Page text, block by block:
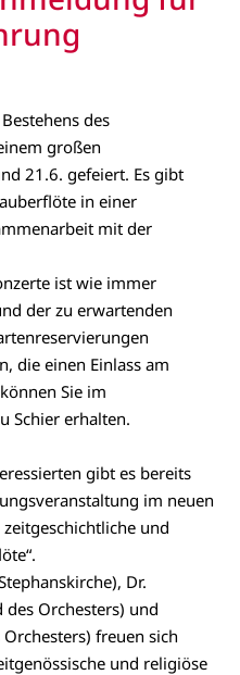
des
großen
21.6. gefeiert. Es gibt
in einer
mit der
ist wie immer
der zu erwartenden
die einen Einlass am
Sie im
Schier erhalten.
gibt es bereits
im neuen
und
Dr.
Orchesters) und
freuen sich
und religiöse